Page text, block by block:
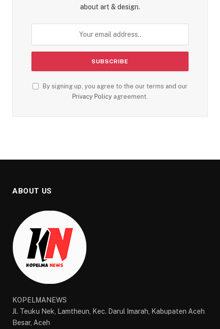
about art & design.
By signing up, you agree to the our terms and our
Privacy Policy agreement.
ABOUT US
KOPELMANEWS
Jl. Teuku Nek, Lamtheun, Kec. Darul Imarah, Kabupaten Aceh
Besar, Aceh